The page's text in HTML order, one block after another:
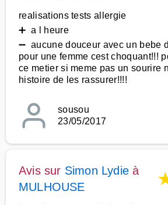
realisations tests allergie
➕ a l heure
➖ aucune douceur avec un bebe
pour une femme cest choquant!!!
ce metier si meme pas un sourire
histoire de les rassurer!!!!
sousou
23/05/2017
Avis sur Simon Lydie à
MULHOUSE